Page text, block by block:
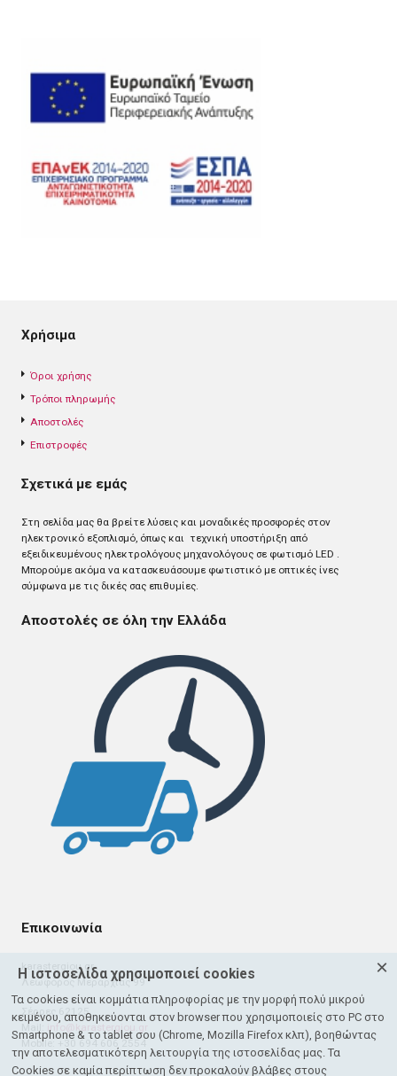
Η ιστοσελίδα χρησιμοποιεί cookies
Τα cookies είναι κομμάτια πληροφορίας με την μορφή πολύ μικρού
κειμένου, αποθηκεύονται στον browser που χρησιμοποιείς στο PC στο
Smartphone & το tablet σου (Chrome, Mozilla Firefox κλπ), βοηθώντας
την αποτελεσματικότερη λειτουργία της ιστοσελίδας μας. Τα
Cookies σε καμία περίπτωση δεν προκαλούν βλάβες στους
×
Χρήσιμα
Όροι χρήσης
Τρόποι πληρωμής
Αποστολές
Επιστροφές
Σχετικά με εμάς
Στη σελίδα μας θα βρείτε λύσεις και μοναδικές προσφορές στον
ηλεκτρονικό εξοπλισμό, όπως και τεχνική υποστήριξη από
εξειδικευμένους ηλεκτρολόγους μηχανολόγους σε φωτισμό LED .
Mπορούμε ακόμα να κατασκευάσουμε φωτιστικό με οπτικές ίνες
σύμφωνα με τις δικές σας επιθυμίες.
Αποστολές σε όλη την Ελλάδα
Επικοινωνία
karastergiou.gr
Λεωφόρος Μεραρχίας 99
Σέρρες 62125
Mail:
info@karastergiou.gr
Mobile: +30 694 606 2554